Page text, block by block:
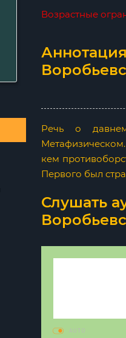
Возрастные
Речь о
кем
Первого был
Слушать
AUTO